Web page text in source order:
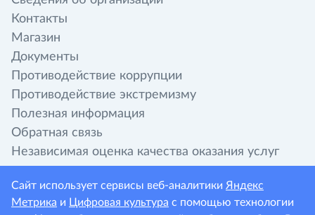
Контакты
Магазин
Документы
Противодействие коррупции
Противодействие экстремизму
Полезная информация
Обратная связь
Независимая оценка качества оказания услуг
Сайт использует сервисы веб-аналитики Яндекс
Метрика и Цифровая культура с помощью технологии